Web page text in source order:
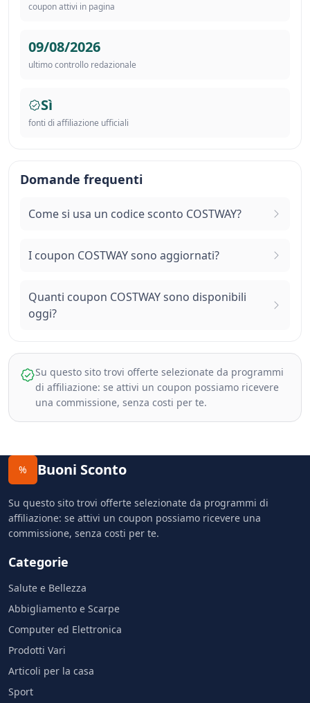
coupon attivi in pagina
09/08/2026
ultimo controllo redazionale
Sì
fonti di affiliazione ufficiali
Domande frequenti
Come si usa un codice sconto COSTWAY?
I coupon COSTWAY sono aggiornati?
Quanti coupon COSTWAY sono disponibili
oggi?
Su questo sito trovi offerte selezionate da programmi
di affiliazione: se attivi un coupon possiamo ricevere
una commissione, senza costi per te.
% Buoni Sconto
Su questo sito trovi offerte selezionate da programmi di
affiliazione: se attivi un coupon possiamo ricevere una
commissione, senza costi per te.
Categorie
Salute e Bellezza
Abbigliamento e Scarpe
Computer ed Elettronica
Prodotti Vari
Articoli per la casa
Sport